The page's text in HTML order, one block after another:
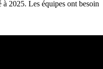
à 2025. Les équipes ont besoin